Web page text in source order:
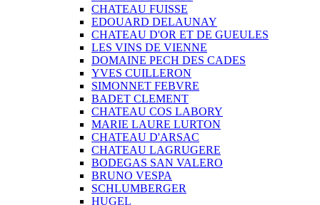
CHATEAU FUISSE
EDOUARD DELAUNAY
CHATEAU D'OR ET DE GUEULES
LES VINS DE VIENNE
DOMAINE PECH DES CADES
YVES CUILLERON
SIMONNET FEBVRE
BADET CLEMENT
CHATEAU COS LABORY
MARIE LAURE LURTON
CHATEAU D'ARSAC
CHATEAU LAGRUGERE
BODEGAS SAN VALERO
BRUNO VESPA
SCHLUMBERGER
HUGEL